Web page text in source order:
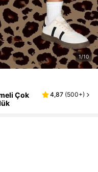
1/10
Çok
4,87 (500+)